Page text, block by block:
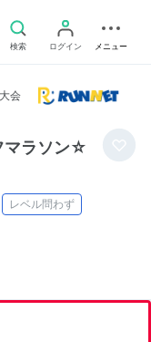
検索
ログイン メニュー
会
マラソン☆
レベル問わず